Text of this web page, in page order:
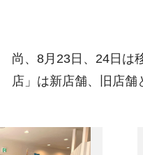
尚、8月23日、24日は
店」は新店舗、旧店舗